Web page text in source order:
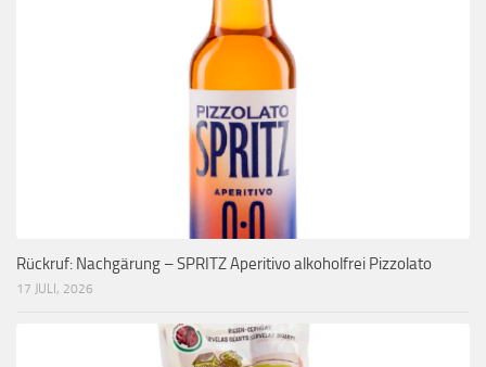
Rückruf: Nachgärung – SPRITZ Aperitivo alkoholfrei Pizzolato
17 JULI, 2026